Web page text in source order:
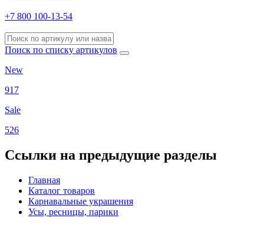
+7 800 100-13-54
Поиск по списку артикулов
New
917
Sale
526
Ссылки на предыдущие разделы
Главная
Каталог товаров
Карнавальные украшения
Усы, ресницы, парики